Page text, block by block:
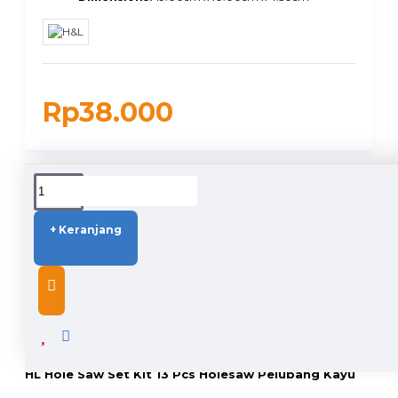
Rp38.000
+ Keranjang
DUKUNGAN PENGIRIMAN
DESCRIPTION
HL Hole Saw Set Kit 13 Pcs Holesaw Pelubang Kayu